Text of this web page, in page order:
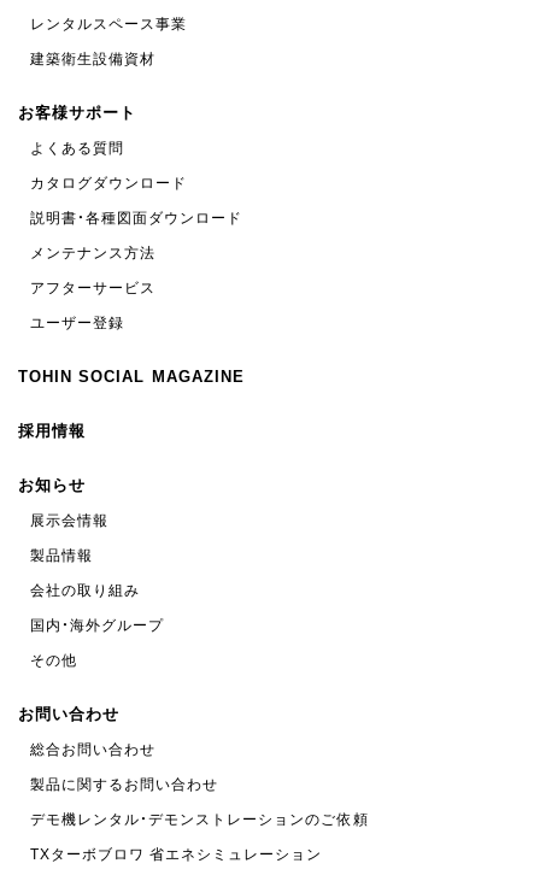
レンタルスペース事業
建築衛生設備資材
お客様サポート
よくある質問
カタログダウンロード
説明書・各種図面ダウンロード
メンテナンス方法
アフターサービス
ユーザー登録
TOHIN SOCIAL MAGAZINE
採用情報
お知らせ
展示会情報
製品情報
会社の取り組み
国内・海外グループ
その他
お問い合わせ
総合お問い合わせ
製品に関するお問い合わせ
デモ機レンタル・デモンストレーションのご依頼
TXターボブロワ 省エネシミュレーション